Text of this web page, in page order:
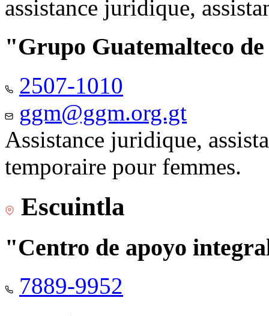
assistance juridique,
"Grupo Guatemalteco
2507-1010
ggm@ggm.org.gt
Assistance juridique,
temporaire pour femmes.
Escuintla
"Centro de apoyo
7889-9952